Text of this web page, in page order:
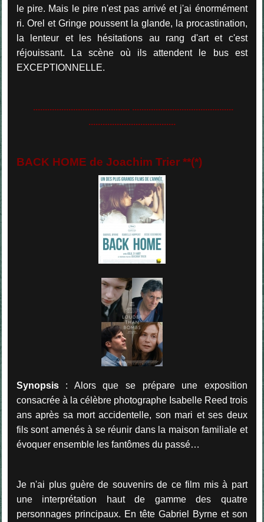
le pire. Mais le pire n'est pas arrivé et j'ai énormément
ri. Orel et Gringe poussent la glande, la procastination,
la lenteur et les hésitations au rang d'art et c'est
réjouissant. La scène où ils attendent le bus est
EXCEPTIONNELLE.
......................................... ...........................................
.....................................
BACK HOME de Joachim Trier **(*)
Synopsis: Alors que se prépare une exposition
consacrée à la célèbre photographe Isabelle Reed trois
ans après sa mort accidentelle, son mari et ses deux
fils sont amenés à se réunir dans la maison familiale et
évoquer ensemble les fantômes du passé…
Je n'ai plus guère de souvenirs de ce film mis à part
une interprétation haut de gamme des quatre
personnages principaux. En tête Gabriel Byrne et son